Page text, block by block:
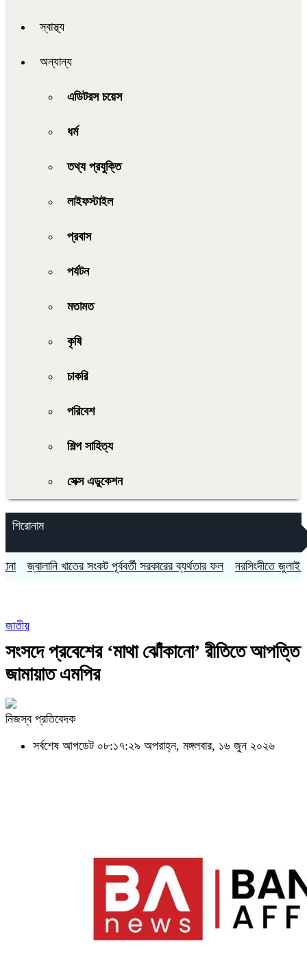
স্বাস্থ্য
অন্যান্য
এডিটরস চয়েস
ধর্ম
তথ্য প্রযুক্তি
লাইফস্টাইল
প্রবাস
পর্যটন
মতামত
কৃষি
চাকরি
পরিবেশ
শিল্প সাহিত্য
সেক্স এডুকেশন
শিরোনাম
খাতের সংকট পূর্ববর্তী সরকারের ব্যর্থতার ফল নরসিংদীতে জুলাই
জাতীয়
সংসদে প্রবেশের ‘মাথা ঝোঁকানো’ রীতিতে আপত্তি
জামায়াত এমপির
নিজস্ব প্রতিবেদক
সর্বশেষ আপডেট ০৮:১৭:২৯ অপরাহ্ন, মঙ্গলবার, ১৬ জুন ২০২৬